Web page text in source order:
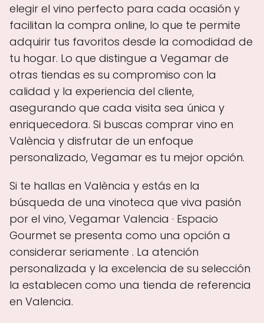
elegir el vino perfecto para cada ocasión y
facilitan la compra online, lo que te permite
adquirir tus favoritos desde la comodidad de
tu hogar. Lo que distingue a Vegamar de
otras tiendas es su compromiso con la
calidad y la experiencia del cliente,
asegurando que cada visita sea única y
enriquecedora. Si buscas comprar vino en
València y disfrutar de un enfoque
personalizado, Vegamar es tu mejor opción.
Si te hallas en València y estás en la
búsqueda de una vinoteca que viva pasión
por el vino, Vegamar Valencia · Espacio
Gourmet se presenta como una opción a
considerar seriamente . La atención
personalizada y la excelencia de su selección
la establecen como una tienda de referencia
en Valencia.